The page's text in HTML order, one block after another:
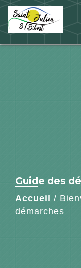
Guide des
Accueil /
démarches